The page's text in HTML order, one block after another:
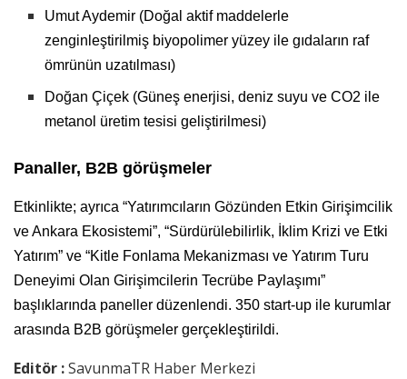
Umut Aydemir (Doğal aktif maddelerle
zenginleştirilmiş biyopolimer yüzey ile gıdaların raf
ömrünün uzatılması)
Doğan Çiçek (Güneş enerjisi, deniz suyu ve CO2 ile
metanol üretim tesisi geliştirilmesi)
Panaller, B2B görüşmeler
Etkinlikte; ayrıca “Yatırımcıların Gözünden Etkin Girişimcilik
ve Ankara Ekosistemi”, “Sürdürülebilirlik, İklim Krizi ve Etki
Yatırım” ve “Kitle Fonlama Mekanizması ve Yatırım Turu
Deneyimi Olan Girişimcilerin Tecrübe Paylaşımı”
başlıklarında paneller düzenlendi. 350 start-up ile kurumlar
arasında B2B görüşmeler gerçekleştirildi.
Editör :SavunmaTR Haber Merkezi